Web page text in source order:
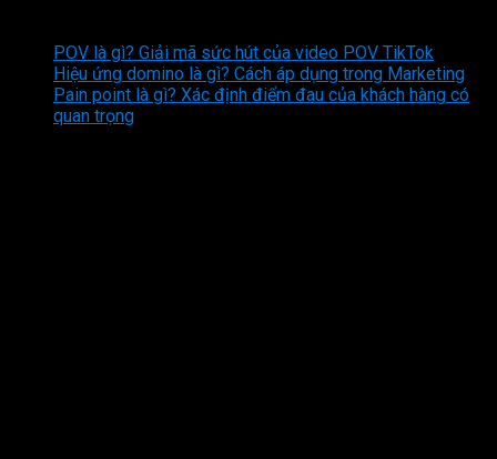
POV là gì? Giải mã sức hút của video POV TikTok
Hiệu ứng domino là gì? Cách áp dụng trong Marketing
Pain point là gì? Xác định điểm đau của khách hàng có
quan trọng